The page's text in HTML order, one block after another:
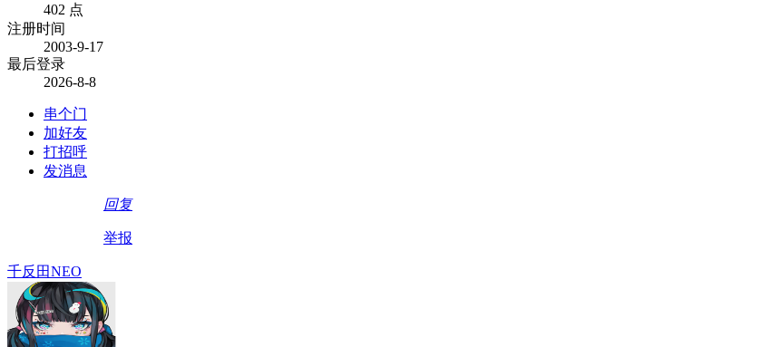
402 点
注册时间
2003-9-17
最后登录
2026-8-8
串个门
加好友
打招呼
发消息
回复
举报
千反田NEO